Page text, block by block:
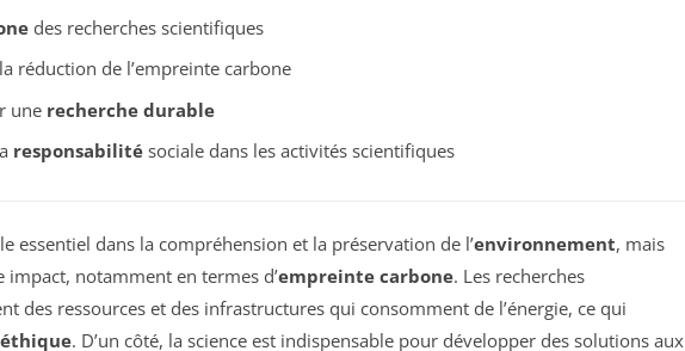
des recherches scientifiques
réduction de l’empreinte carbone
une recherche durable
responsabilitésociale dans les activités scientifiques
essentiel dans la compréhension et la préservation de l’environnement, mais
impact, notamment en termes d’empreinte carbone. Les recherches
des ressources et des infrastructures qui consomment de l’énergie, ce qui
. D’un côté, la science est indispensable pour développer des solutions aux